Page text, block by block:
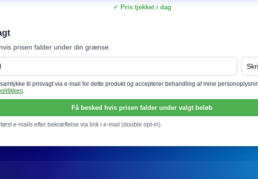
✓ Pris tjekket i dag
prisen falder under din grænse.
til prisvagt via e-mail for dette produkt og accepterer behandling af mine
.
Få besked hvis prisen falder under valgt beløb
e-mails efter bekræftelse via link i e-mail (double opt-in).